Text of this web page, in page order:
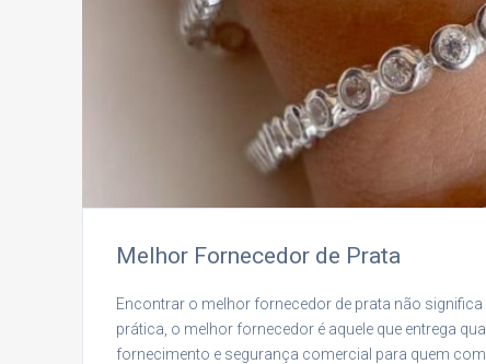
Melhor Fornecedor de Prata
Encontrar o melhor fornecedor de prata não
prática, o melhor fornecedor é aquele que entrega
fornecimento e segurança comercial para quem